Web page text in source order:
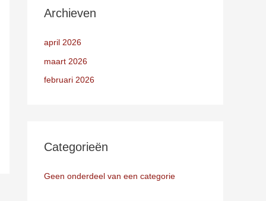
Archieven
april 2026
maart 2026
februari 2026
Categorieën
Geen onderdeel van een categorie